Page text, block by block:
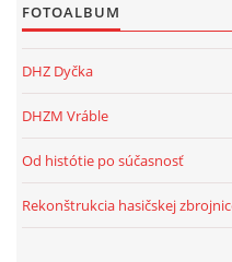
FOTOALBUM
DHZ Dyčka
DHZM Vráble
Od histótie po súčasnosť
Rekonštrukcia hasičskej